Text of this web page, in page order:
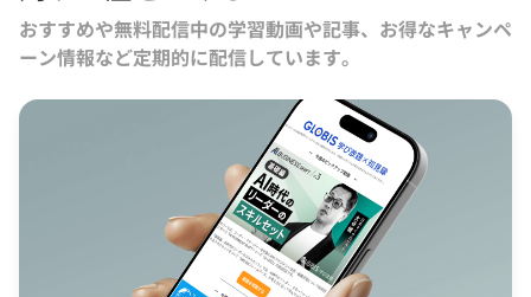
おすすめや無料配信中の学習動画や記事、お得なキャンペ
ーン情報など定期的に配信しています。